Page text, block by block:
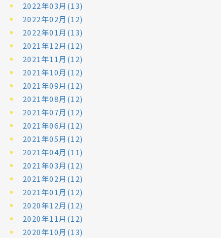
2022年03月(13)
2022年02月(12)
2022年01月(13)
2021年12月(12)
2021年11月(12)
2021年10月(12)
2021年09月(12)
2021年08月(12)
2021年07月(12)
2021年06月(12)
2021年05月(12)
2021年04月(11)
2021年03月(12)
2021年02月(12)
2021年01月(12)
2020年12月(12)
2020年11月(12)
2020年10月(13)